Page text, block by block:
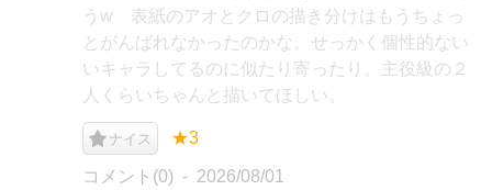
うw 表紙のアオとクロの描き分けはもうちょっ
とがんばれなかったのかな。せっかく個性的ない
いキャラしてるのに似たり寄ったり。主役級の２
人くらいちゃんと描いてほしい。
ナイス ★3
コメント(0) 2026/08/01